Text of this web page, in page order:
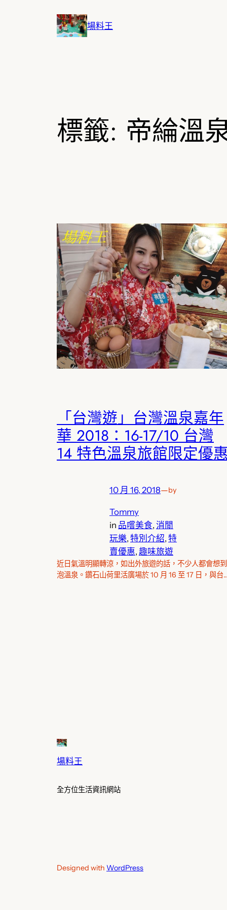
場料王
標籤: 帝綸溫
「台灣遊」台灣溫泉嘉年
華 2018：16-17/10 台灣
14 特色溫泉旅館限定優
10 月 16, 2018—by
Tommy
in 品嚐美食, 消閒
玩樂, 特別介紹, 特
賣優惠, 趣味旅遊
近日氣溫明顯轉涼，如出外旅遊的話，不少人都會想到
泡溫泉。鑽石山荷里活廣場於 10 月 16 至 17 日，與台
場料王
全方位生活資訊網站
Designed with WordPress